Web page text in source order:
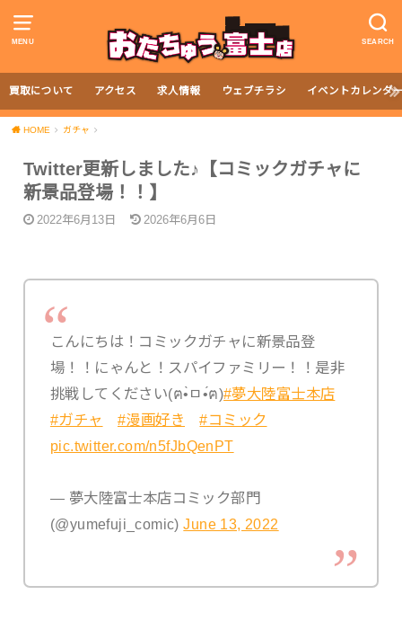
MENU SEARCH
買取について アクセス 求人情報 ウェブチラシ イベントカレンダ
HOME ガチャ
Twitter更新しました♪【コミックガチャに
新景品登場！！】
2022年6月13日 2026年6月6日
こんにちは！コミックガチャに新景品登
場！！にゃんと！スパイファミリー！！是非
挑戦してください(ฅ•̀ㅁ•́ฅ)#夢大陸富士本店
#ガチャ
#漫画好き
#コミック
pic.twitter.com/n5fJbQenPT
— 夢大陸富士本店コミック部門
(@yumefuji_comic)June 13, 2022